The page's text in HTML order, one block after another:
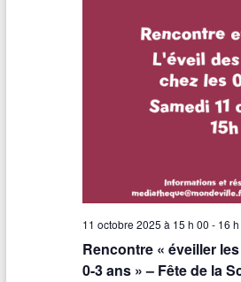
11 octobre 2025 à 15 h 00 - 16
Rencontre « éveiller
0-3 ans » – Fête de la